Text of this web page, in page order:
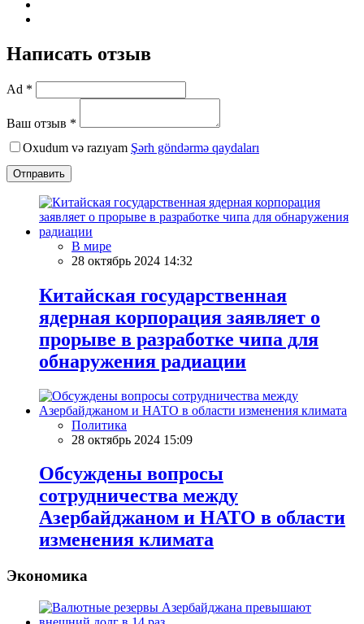
Написать отзыв
Ad *
Ваш отзыв *
Oxudum və razıyam Şərh göndərmə qaydaları
Отправить
В мире
28 октябрь 2024 14:32
Китайская государственная
ядерная корпорация заявляет о
прорыве в разработке чипа для
обнаружения радиации
Политика
28 октябрь 2024 15:09
Обсуждены вопросы
сотрудничества между
Азербайджаном и НАТО в области
изменения климата
Экономика